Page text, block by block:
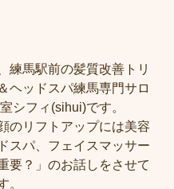
練馬駅前の髪質改善トリ
ヘッドスパ練馬専門サロ
シフィ(sihui)です。
のリフトアップには美容
スパ、フェイスマッサー
要？」のお話しをさせて
。